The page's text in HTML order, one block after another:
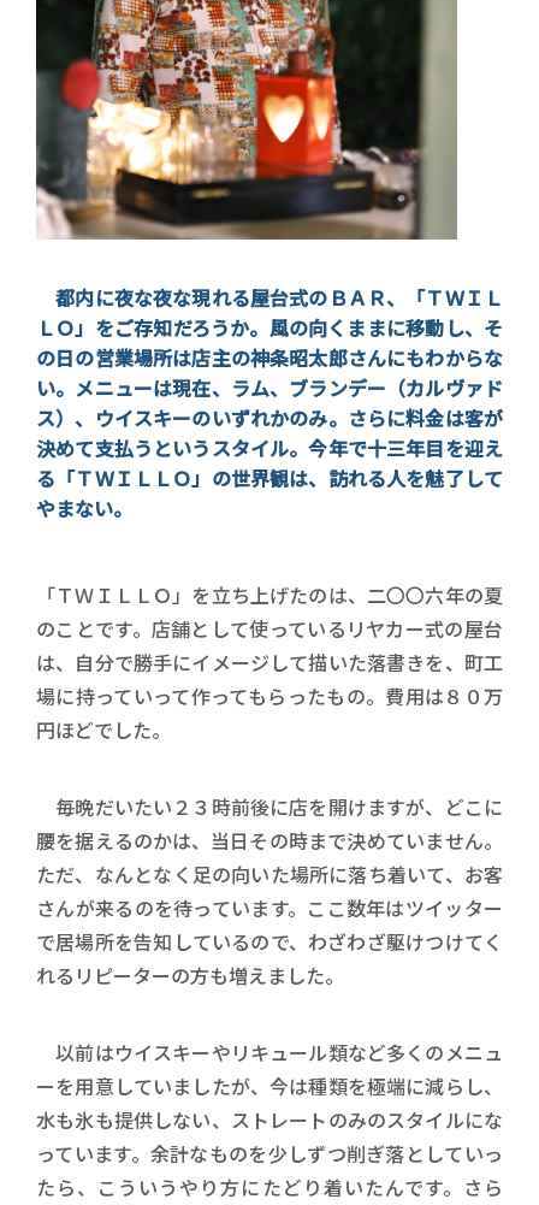
都内に夜な夜な現れる屋台式のＢＡＲ、「ＴＷＩＬ
ＬＯ」をご存知だろうか。風の向くままに移動し、そ
の日の営業場所は店主の神条昭太郎さんにもわからな
い。メニューは現在、ラム、ブランデー（カルヴァド
ス）、ウイスキーのいずれかのみ。さらに料金は客が
決めて支払うというスタイル。今年で十三年目を迎え
る「ＴＷＩＬＬＯ」の世界観は、訪れる人を魅了して
やまない。
「ＴＷＩＬＬＯ」を立ち上げたのは、二〇〇六年の夏
のことです。店舗として使っているリヤカー式の屋台
は、自分で勝手にイメージして描いた落書きを、町工
場に持っていって作ってもらったもの。費用は８０万
円ほどでした。
毎晩だいたい２３時前後に店を開けますが、どこに
腰を据えるのかは、当日その時まで決めていません。
ただ、なんとなく足の向いた場所に落ち着いて、お客
さんが来るのを待っています。ここ数年はツイッター
で居場所を告知しているので、わざわざ駆けつけてく
れるリピーターの方も増えました。
以前はウイスキーやリキュール類など多くのメニュ
ーを用意していましたが、今は種類を極端に減らし、
水も氷も提供しない、ストレートのみのスタイルにな
っています。余計なものを少しずつ削ぎ落としていっ
たら、こういうやり方にたどり着いたんです。さら